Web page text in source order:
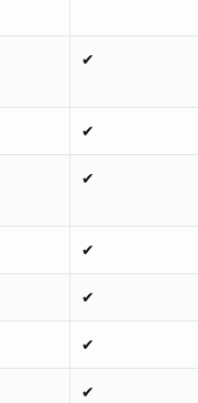
✔
✔
✔
✔
✔
✔
✔